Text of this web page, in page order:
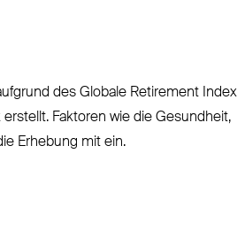
des Globale Retirement Index
Faktoren wie die Gesundheit,
Erhebung mit ein.